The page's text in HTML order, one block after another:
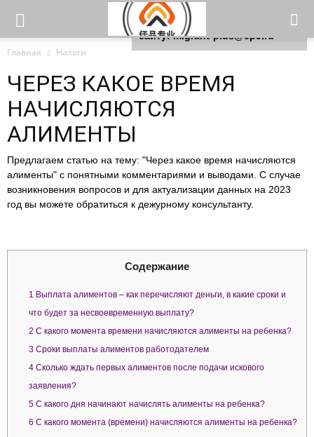
Главная Налоги
ЧЕРЕЗ КАКОЕ ВРЕМЯ
НАЧИСЛЯЮТСЯ
АЛИМЕНТЫ
Предлагаем статью на тему: "Через какое время начисляются
алименты" с понятными комментариями и выводами. С случае
возникновения вопросов и для актуализации данных на 2023
год вы можете обратиться к дежурному консультанту.
Содержание
1 Выплата алиментов – как перечисляют деньги, в какие сроки и
что будет за несвоевременную выплату?
2 С какого момента времени начисляются алименты на ребенка?
3 Сроки выплаты алиментов работодателем
4 Сколько ждать первых алиментов после подачи искового
заявления?
5 С какого дня начинают начислять алименты на ребенка?
6 С какого момента (времени) начисляются алименты на ребенка?
Для любых предложений по
сайту: migrant-plus@cp9.ru